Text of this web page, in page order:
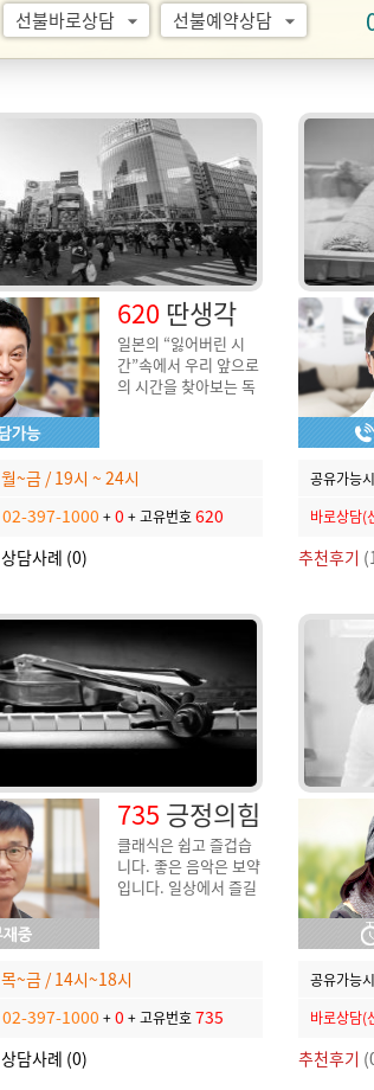
선불바로상담 arrow_drop_down 선불예약상담 arrow_drop_down
620 딴생각
일본의 “잃어버린 시
간”속에서 우리 앞으로
의 시간을 찾아보는 독
월~금 / 19시 ~ 24시
02-397-1000 +0 +고유번호 620
상담사례 (0)
공유가능
바로상담(
추천후기
735 긍정의힘
클래식은 쉽고 즐겁습
니다. 좋은 음악은 보약
입니다. 일상에서 즐길
목~금 / 14시~18시
02-397-1000 +0 +고유번호 735
상담사례 (0)
공유가능
바로상담(
추천후기